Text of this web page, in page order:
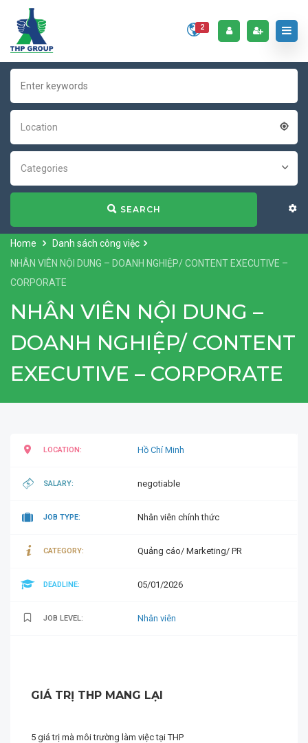
2
Location
Categories
SEARCH
Home
Danh sách công việc
NHÂN VIÊN NỘI DUNG – DOANH NGHIỆP/ CONTENT EXECUTIVE –
CORPORATE
NHÂN VIÊN NỘI DUNG –
DOANH NGHIỆP/ CONTENT
EXECUTIVE – CORPORATE
LOCATION: Hồ Chí Minh
SALARY: negotiable
JOB TYPE: Nhân viên chính thức
CATEGORY: Quảng cáo/ Marketing/ PR
DEADLINE: 05/01/2026
JOB LEVEL: Nhân viên
GIÁ TRỊ THP MANG LẠI
5 giá trị mà môi trường làm việc tại THP